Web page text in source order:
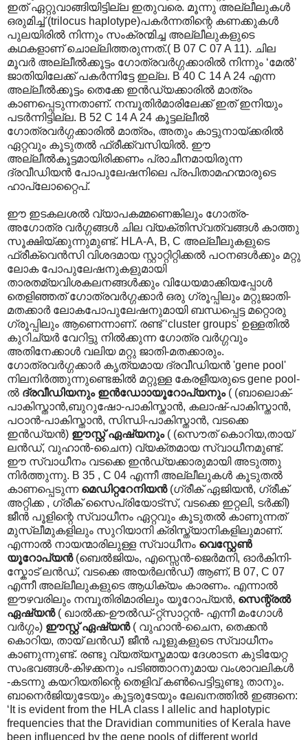
ഇത് ഏറ്റുവാങ്ങിയിട്ടില്ല ഇതുവരെ. മൂന്നു അല്ലീലുകള്‍
ഒരുമിച്ച് (trilocus haplotype)പകര്‍ന്നതിന്റെ കണക്കുകള്‍
പുലയിരില്‍ നിന്നും സംക്രന്മിച്ച അല്ലീലുകളുടെ
കഥകളാണ് ചൊല്ലിത്തരുന്നത്.( B 07 C 07 A 11). ചില
മൂവര്‍ അല്ലീല്‍ക്കൂട്ടം ഗോത്രവര്‍ഗ്ഗക്കാരില്‍ നിന്നും ‘മേല്‍’
ജാതിയിലേക്ക് പകര്‍ന്നിട്ടേ ഇല്ല. B 40 C 14 A 24 എന്ന
അല്ലീല്‍ക്കൂട്ടം തെക്കേ ഇന്‍ഡ്യക്കാരില്‍ മാത്രം
കാണപ്പെടുന്നതാണ്. നമ്പൂതിര്‍മാരിലേക്ക് ഇത് ഇനിയും
പടര്‍ന്നിട്ടില്ല. B 52 C 14 A 24 കൂട്ടല്ലീല്‍
ഗോത്രവര്‍ഗ്ഗക്കാരില്‍ മാത്രം, അതും കാട്ടുനായ്ക്കരില്‍
ഏറ്റവും കൂടുതല്‍ ഫ്രീക്ക്വസിയില്‍. ഈ
അല്ലീല്‍കൂട്ടമായിരിക്കണം പ്രാചീനമായിരുന്ന
ദ്രവീഡിയന്‍ പോപുലേഷനിലെ പ്രപിതാമഹന്മാരുടെ
ഹാപ്ലോറ്റൈപ്.
ഈ ഇടകലശല്‍ വ്യാപകമ്മണെങ്കിലും ഗോത്ര-
അഗോത്ര വര്‍ഗ്ഗങ്ങള്‍ ചില വ്യക്തിസ്വത്വങ്ങള്‍ കാത്തു
സൂക്ഷിയ്ക്കുന്നുമുണ്ട്. HLA-A, B, C അല്ലീലുകളുടെ
ഫ്രീക്വെന്‍സി വിശദമായ സ്റ്റാറ്റിറ്റിക്കല്‍ പഠനങള്‍ക്കും മറ്റു
ലോക പോപുലേഷനുകളുമായി
താരതമ്യവിശകലനങ്ങള്‍ക്കും വിധേയമാക്കിയപ്പോള്‍
തെളിഞ്ഞത് ഗോത്രവര്‍ഗ്ഗക്കാര്‍ ഒരു ഗ്രൂപ്പിലും മറ്റുജാതി-
മതക്കാര്‍ ലോകപോപുലേഷനുമായി ബന്ധപ്പെട്ട മറ്റൊരു
ഗ്രൂപ്പിലും ആണെന്നാണ്. രണ്ട് ‘cluster groups' ഉള്ളതില്‍
കുറിച്യര്‍ വേറിട്ടു നില്‍ക്കുന്ന ഗോത്ര വര്‍ഗ്ഗവും
അതിനേക്കാള്‍ വലിയ മറ്റു ജാതി-മതക്കാരും.
ഗോത്രവര്‍ഗ്ഗക്കാര്‍ കൃത്യമായ ദ്രവീഡിയന്‍ 'gene pool'
നിലനിര്‍ത്തുന്നുണ്ടെങ്കില്‍ മറ്റുള്ള കേരളീയരുടെ gene pool-
ല്‍‍ ദ്രവീഡിയനും ഇന്‍ഡോ‍ായൂറോപ്യനും ( (ബാലൊക്-
പാകിസ്താന്‍,ബുറുഷോ-പാകിസ്താന്‍, കലാഷ്-പാകിസ്താന്‍,
പഠാന്‍-പാകിസ്താന്‍, സിന്ധി-പാകിസ്താന്‍, വടക്കെ
ഇന്‍ഡ്യന്‍) ഈസ്റ്റ് ഏഷ്യനും ( (സൌത് കൊറിയ,തായ്
ലന്‍ഡ്, വുഹാന്‍-ചൈന) വ്യക്തമായ സ്വാധീനമുണ്ട്.
ഈ സ്വാധീനം വടക്കെ ഇന്‍ഡ്യക്കാരുമായി അടുത്തു
നിര്‍ത്തുന്നു. B 35 , C 04 എന്നീ അല്ലീലുകള്‍ കൂടുതല്‍
കാണപ്പെടുന്ന മെഡിറ്ററേനിയന്‍(ഗ്രീക് ഏജിയന്‍, ഗ്രീക്
അറ്റിക്ക , ഗ്രീക് സൈപ്രിയോട്സ്, വടക്കെ ഇറ്റലി, ടര്‍ക്കി)
ജീന്‍ പൂളിന്റെ സ്വാധീനം ഏറ്റവും കൂടുതല്‍ കാണുന്നത്
മുസ്ലീമുകളിലും സുറിയാനി ക്രിസ്ത്യാനികളിലുമാണ്.
എന്നാല്‍ നായന്മാരിലുള്ള സ്വാധീനം വെസ്റ്റേണ്‍
യൂറോപ്യന്‍ (ബെല്‍ജിയം, എസ്സെന്‍-ജെര്‍മനി, ഓര്‍കിനി-
സ്കോട് ലന്‍ഡ്, വടക്കെ അയര്‍ലന്‍ഡ്) ആണ്, B 07, C 07
എന്നീ അല്ലീലുകളുടെ ആധിക്യം കാരണം. എന്നാല്‍
ഈഴവരിലും നമ്പൂതിരിമാരിലും യൂറോപ്യന്‍, സെന്റ്രല്‍
ഏഷ്യന്‍ ( ഖാല്‍ക്ക-ഊല്‍ഡ്-റ്റ്സാറ്റന്‍- എന്നീ മംഗോള്‍
വര്‍ഗ്ഗം) ഈസ്റ്റ് ഏഷ്യന്‍ ( വുഹാന്‍-ചൈന, തെക്കന്‍
കൊറിയ, തായ് ലന്‍ഡ്) ജീന്‍ പൂളുകളുടെ സ്വാധീനം
കാണുന്നുണ്ട്. രണ്ടു വ്യത്യസ്തമായ ദേശാടന കുടിയേറ്റ
സംഭവങ്ങള്‍-കിഴക്കനും പടിഞ്ഞാറനുമായ വംശാവലികള്‍
-കടന്നു കയറിയതിന്റെ തെളിവ് കണ്‍പെട്ടിട്ടുണ്ടു താനും.
ബാനെര്‍ജിയുടേയും കൂട്ടരുടേയും ലേഖനത്തില്‍ ഇങ്ങനെ:
‘It is evident from the HLA class I allelic and haplotypic
frequencies that the Dravidian communities of Kerala have
been influenced by the gene pools of different world